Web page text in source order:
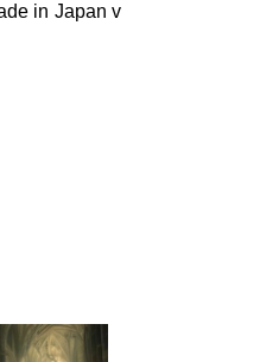
in Japan v